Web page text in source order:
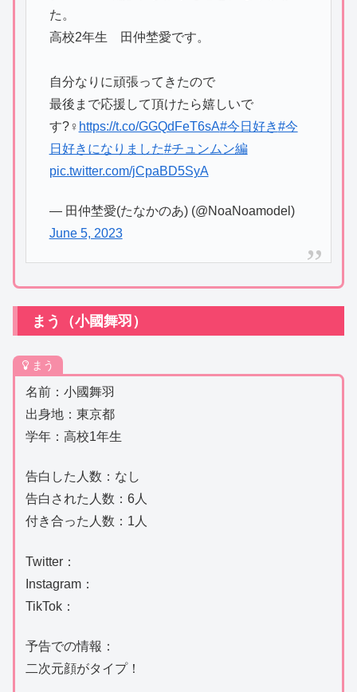
た。
高校2年生 田仲埜愛です。
自分なりに頑張ってきたので
最後まで応援して頂けたら嬉しいで
す?‍♀️ https://t.co/GGQdFeT6sA#今日好き#今
日好きになりました#チュンムン編
pic.twitter.com/jCpaBD5SyA
— 田仲埜愛(たなかのあ) (@NoaNoamodel)
June 5, 2023
まう（小國舞羽）
まう
名前：小國舞羽
出身地：東京都
学年：高校1年生
告白した人数：なし
告白された人数：6人
付き合った人数：1人
Twitter：
Instagram：
TikTok：
予告での情報：
二次元顔がタイプ！